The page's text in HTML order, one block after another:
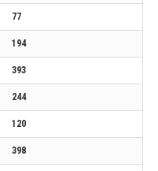
77
194
393
244
120
398